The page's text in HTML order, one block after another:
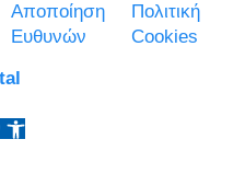
Αποποίηση
Ευθυνών
Πολιτική
Cookies